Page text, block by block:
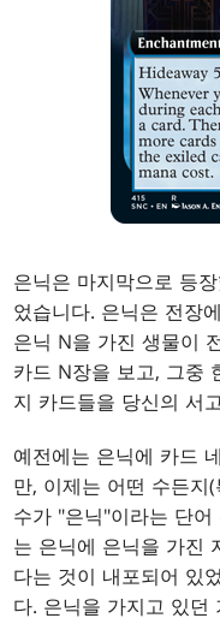
은닉은 마지막으로 등
었습니다. 은닉은 전장
은닉 N을 가진 생물이
카드 N장을 보고, 그중
지 카드들을 당신의 서
예전에는 은닉에 카드
만, 이제는 어떤 수든지
수가 "은닉"이라는 단
는 은닉에 은닉을 가진
다는 것이 내포되어 있
다. 은닉을 가지고 있던